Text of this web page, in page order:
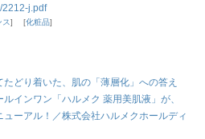
2212-j.pdf
ス 化粧品
たどり着いた、肌の「薄層化」への答え
インワン「ハルメク 薬用美肌液」が、
ーアル！／株式会社ハルメクホールディ